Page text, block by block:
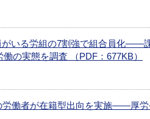
がいる労組の7割強で組合員化
の実態を調査 （PDF：677KB）
労働者が在籍型出向を実施――厚